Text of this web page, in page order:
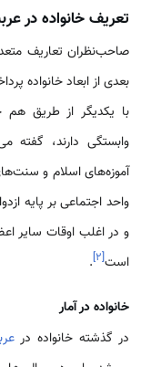
تعریف خانواده در
صاحب‌نظران تعاریف
بعدی از ابعاد خانواده
با یکدیگر از طریق
وابستگی دارند، گفته
آموزه‌های اسلام و
واحد اجتماعی بر پایه
و در اغلب اوقات سایر
است[۲]
.
خانواده در آمار
در گذشته خانواده در